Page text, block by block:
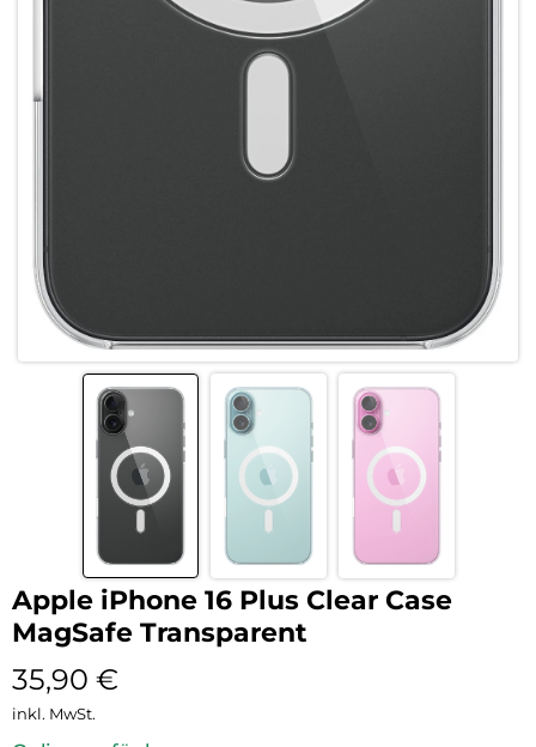
Apple iPhone 16 Plus Clear Case
MagSafe Transparent
35,90 €
inkl. MwSt.